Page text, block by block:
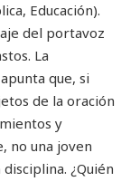
Educación).
del portavoz
La
que, si
de la oración
y
no una joven
¿Quién